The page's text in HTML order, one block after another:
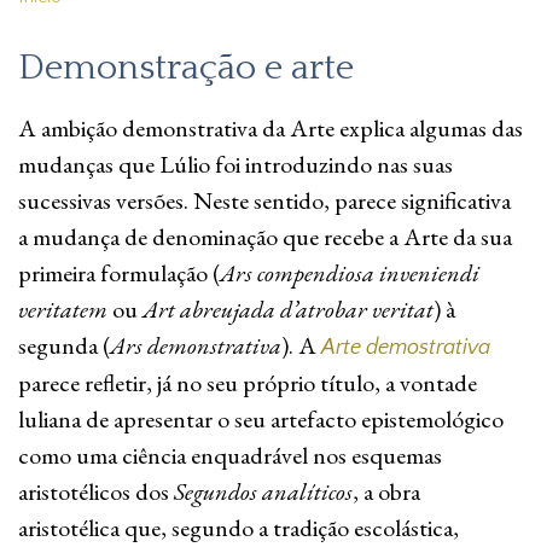
Demonstração e arte
A ambição demonstrativa da Arte explica algumas das
mudanças que Lúlio foi introduzindo nas suas
sucessivas versões. Neste sentido, parece significativa
a mudança de denominação que recebe a Arte da sua
primeira formulação (Ars compendiosa inveniendi
veritatem ouArt abreujada d’atrobar veritat) à
segunda (Ars demonstrativa). AArte demostrativa
parece refletir, já no seu próprio título, a vontade
luliana de apresentar o seu artefacto epistemológico
como uma ciência enquadrável nos esquemas
aristotélicos dosSegundos analíticos, a obra
aristotélica que, segundo a tradição escolástica,